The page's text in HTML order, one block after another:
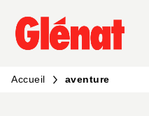
MENU RECHERCHE
PIED DE PAGE
Accueil aventure